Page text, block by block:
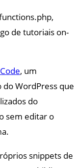
de tutoriais on-
, um
WordPress que
do
sem editar o
snippets de